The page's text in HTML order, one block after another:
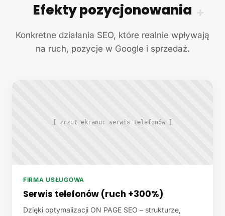
+
Efekty pozycjonowania
Konkretne działania SEO, które realnie wpływają
na ruch, pozycje w Google i sprzedaż.
[ zrzut ekranu: serwis telefonów ]
FIRMA USŁUGOWA
Serwis telefonów (ruch +300%)
Dzięki optymalizacji ON PAGE SEO – strukturze,